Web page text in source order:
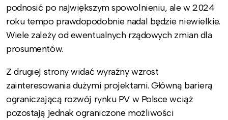
podnosić po największym spowolnieniu, ale w 2024
roku tempo prawdopodobnie nadal będzie niewielkie.
Wiele zależy od ewentualnych rządowych zmian dla
prosumentów.
Z drugiej strony widać wyraźny wzrost
zainteresowania dużymi projektami. Główną barierą
ograniczającą rozwój rynku PV w Polsce wciąż
pozostają jednak ograniczone możliwości